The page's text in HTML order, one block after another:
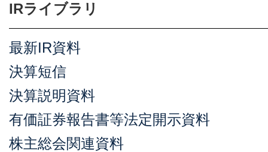
IRライブラリ
最新IR資料
決算短信
決算説明資料
有価証券報告書等法定開示資料
株主総会関連資料